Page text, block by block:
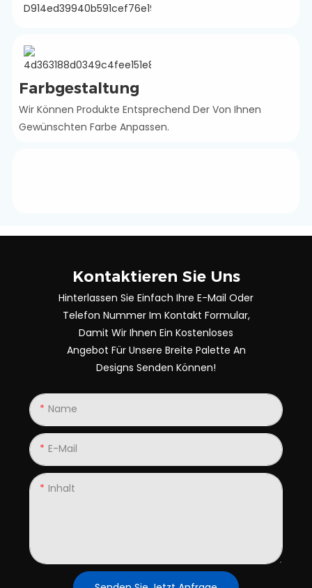
Farbgestaltung
Wir Können Produkte Entsprechend Der Von Ihnen
Gewünschten Farbe Anpassen.
Kontaktieren Sie Uns
Hinterlassen Sie Einfach Ihre E-Mail Oder
Telefon Nummer Im Kontakt Formular,
Damit Wir Ihnen Ein Kostenloses
Angebot Für Unsere Breite Palette An
Designs Senden Können!
Name
E-Mail
Inhalt